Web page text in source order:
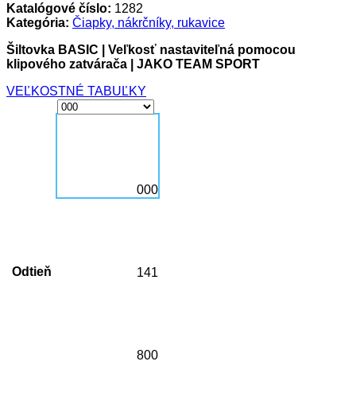
Katalógové číslo: 1282
Kategória: Čiapky, nákrčníky, rukavice
Šiltovka BASIC | Veľkosť nastaviteľná pomocou
klipového zatvárača | JAKO TEAM SPORT
VEĽKOSTNÉ TABUĽKY
Odtieň
000
141
800